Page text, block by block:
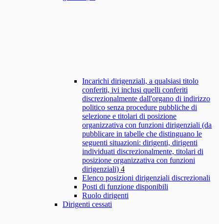
Incarichi dirigenziali, a qualsiasi titolo
conferiti, ivi inclusi quelli conferiti
discrezionalmente dall'organo di indirizzo
politico senza procedure pubbliche di
selezione e titolari di posizione
organizzativa con funzioni dirigenziali (da
pubblicare in tabelle che distinguano le
seguenti situazioni: dirigenti, dirigenti
individuati discrezionalmente, titolari di
posizione organizzativa con funzioni
dirigenziali) 4
Elenco posizioni dirigenziali discrezionali
Posti di funzione disponibili
Ruolo dirigenti
Dirigenti cessati